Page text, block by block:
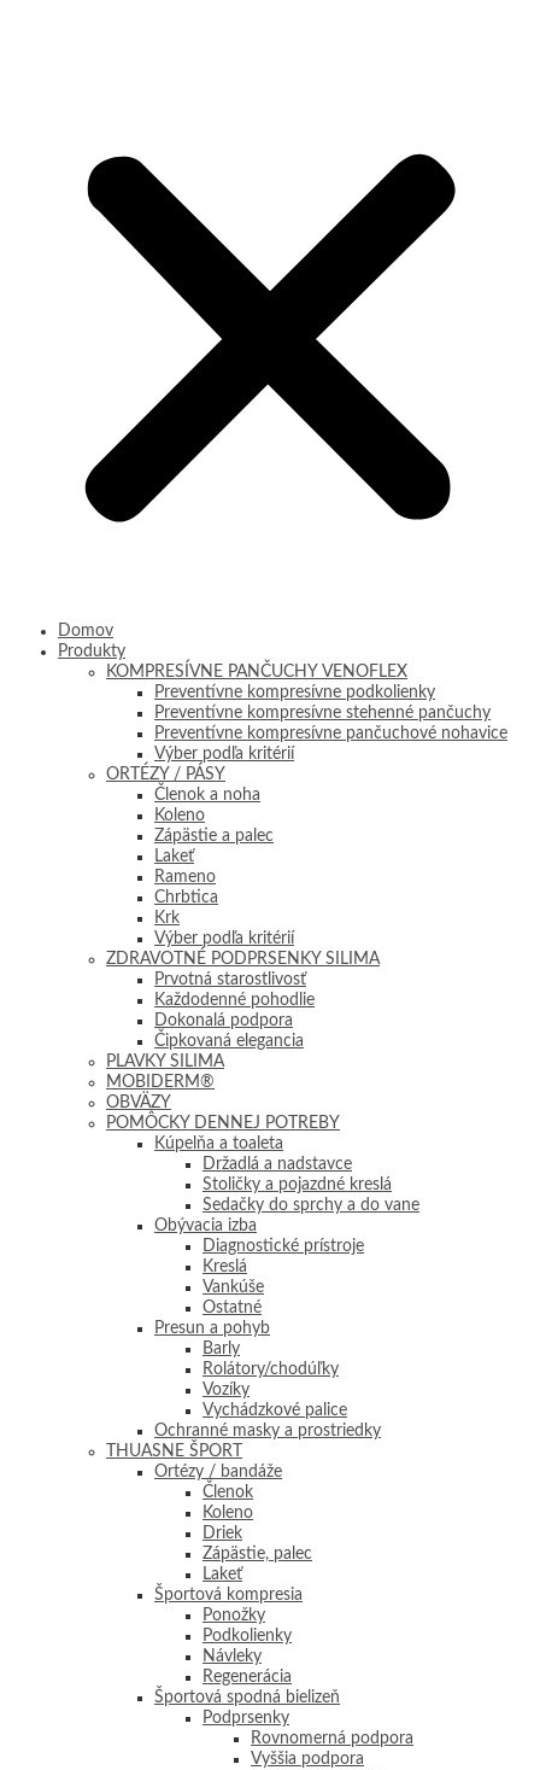
Domov
Produkty
KOMPRESÍVNE PANČUCHY VENOFLEX
Preventívne kompresívne podkolienky
Preventívne kompresívne stehenné pančuchy
Preventívne kompresívne pančuchové nohavice
Výber podľa kritérií
ORTÉZY / PÁSY
Členok a noha
Koleno
Zápästie a palec
Lakeť
Rameno
Chrbtica
Krk
Výber podľa kritérií
ZDRAVOTNÉ PODPRSENKY SILIMA
Prvotná starostlivosť
Každodenné pohodlie
Dokonalá podpora
Čipkovaná elegancia
PLAVKY SILIMA
MOBIDERM®
OBVÄZY
POMÔCKY DENNEJ POTREBY
Kúpelňa a toaleta
Držadlá a nadstavce
Stoličky a pojazdné kreslá
Sedačky do sprchy a do vane
Obývacia izba
Diagnostické prístroje
Kreslá
Vankúše
Ostatné
Presun a pohyb
Barly
Rolátory/chodúľky
Vozíky
Vychádzkové palice
Ochranné masky a prostriedky
THUASNE ŠPORT
Ortézy / bandáže
Členok
Koleno
Driek
Zápästie, palec
Lakeť
Športová kompresia
Ponožky
Podkolienky
Návleky
Regenerácia
Športová spodná bielizeň
Podprsenky
Rovnomerná podpora
Vyššia podpora